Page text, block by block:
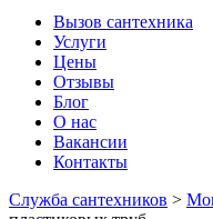
Вызов сантехника
Услуги
Цены
Отзывы
Блог
О нас
Вакансии
Контакты
Служба сантехников >